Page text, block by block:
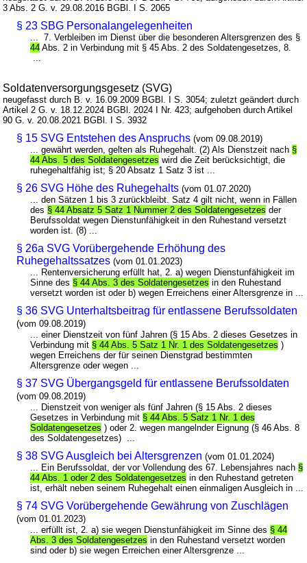
3 Abs. 2 G. v. 29.08.2016 BGBl. I S. 2065
§ 23 SBG Personalangelegenheiten
... 7. Verbleiben im Dienst über die besonderen Altersgrenzen des §
44 Abs. 2 in Verbindung mit § 45 Abs. 2 des Soldatengesetzes, 8.
Soldatenversorgungsgesetz (SVG)
neugefasst durch B. v. 16.09.2009 BGBl. I S. 3054; zuletzt geändert durch
Artikel 2 G. v. 18.12.2024 BGBl. 2024 I Nr. 423; aufgehoben durch Artikel
90 G. v. 20.08.2021 BGBl. I S. 3932
§ 15 SVG Entstehen des Anspruchs (vom 09.08.2019)
... gewährt werden, gelten als Ruhegehalt. (2) Als Dienstzeit nach §
44 Abs. 5 des Soldatengesetzes wird die Zeit berücksichtigt, die
ruhegehaltfähig ist; § 20 Absatz 1 Satz 3 ist ...
§ 26 SVG Höhe des Ruhegehalts (vom 01.07.2020)
... den Sätzen 1 bis 3 zurückbleibt. Satz 4 gilt nicht, wenn in Fällen
des § 44 Absatz 5 Satz 1 Nummer 2 des Soldatengesetzes der
Berufssoldat wegen Dienstunfähigkeit in den Ruhestand versetzt
worden ist. (8) ...
§ 26a SVG Vorübergehende Erhöhung des
Ruhegehaltssatzes (vom 01.01.2023)
... Rentenversicherung erfüllt hat, 2. a) wegen Dienstunfähigkeit im
Sinne des § 44 Abs. 3 des Soldatengesetzes in den Ruhestand
versetzt worden ist oder b) wegen Erreichens einer Altersgrenze in ...
§ 36 SVG Unterhaltsbeitrag für entlassene Berufssoldaten
(vom 09.08.2019)
... einer Dienstzeit von fünf Jahren (§ 15 Abs. 2 dieses Gesetzes in
Verbindung mit § 44 Abs. 5 Satz 1 Nr. 1 des Soldatengesetzes )
wegen Erreichens der für seinen Dienstgrad bestimmten
Altersgrenze oder wegen ...
§ 37 SVG Übergangsgeld für entlassene Berufssoldaten
(vom 09.08.2019)
... Dienstzeit von weniger als fünf Jahren (§ 15 Abs. 2 dieses
Gesetzes in Verbindung mit § 44 Abs. 5 Satz 1 Nr. 1 des
Soldatengesetzes ) oder 2. wegen mangelnder Eignung (§ 46 Abs. 8
des Soldatengesetzes) ...
§ 38 SVG Ausgleich bei Altersgrenzen (vom 01.01.2024)
... Ein Berufssoldat, der vor Vollendung des 67. Lebensjahres nach §
44 Abs. 1 oder 2 des Soldatengesetzes in den Ruhestand getreten
ist, erhält neben seinem Ruhegehalt einen einmaligen Ausgleich in ...
§ 74 SVG Vorübergehende Gewährung von Zuschlägen
(vom 01.01.2023)
... erfüllt ist, 2. a) sie wegen Dienstunfähigkeit im Sinne des § 44
Abs. 3 des Soldatengesetzes in den Ruhestand versetzt worden
sind oder b) sie wegen Erreichen einer Altersgrenze ...